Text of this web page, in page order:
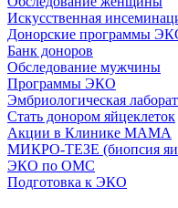
Искусственная
Донорские программы
Банк доноров
Обследование мужчины
Программы ЭКО
Эмбриологическая
Стать донором яйцеклеток
Акции в Клинике МАМА
МИКРО-ТЕЗЕ (биопсия
ЭКО по ОМС
Подготовка к ЭКО